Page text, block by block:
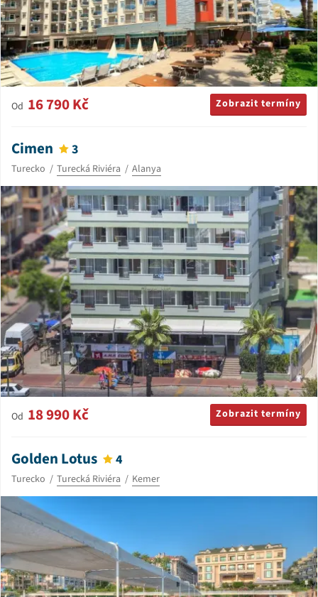
Od 16 790 Kč Zobrazit termíny
Cimen 3
Turecko Turecká Riviéra Alanya
Od 18 990 Kč Zobrazit termíny
Golden Lotus 4
Turecko Turecká Riviéra Kemer